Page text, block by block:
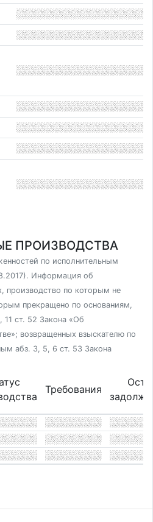
ПРОИЗВОДСТВА
по исполнительным
Информация об
производство по которым не
прекращено по основаниям,
11 ст. 52 Закона «Об
возвращенных взыскателю по
абз. 3, 5, 6 ст. 53 Закона
Требования